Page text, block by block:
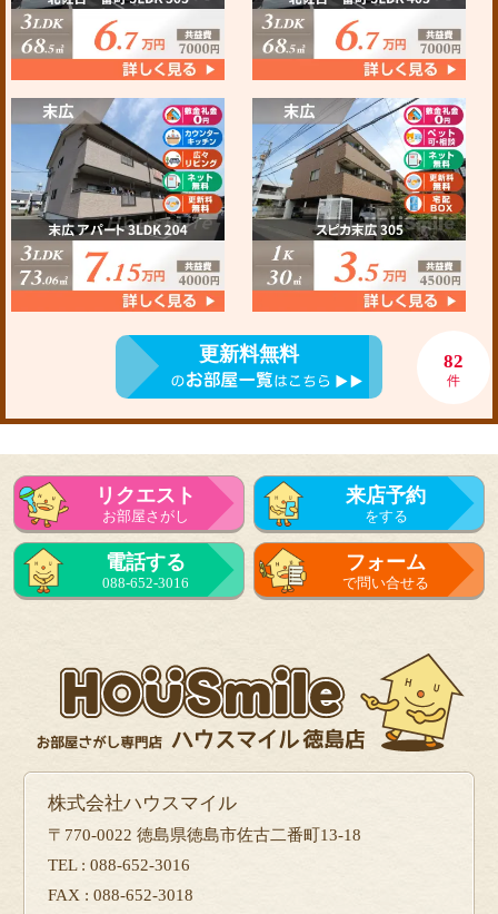
更新料無料 82
件
リクエスト
お部屋さがし
来店予約
をする
電話する
088-652-3016
フォーム
で問い合せる
株式会社ハウスマイル
〒770-0022 徳島県徳島市佐古二番町13-18
TEL : 088-652-3016
FAX : 088-652-3018